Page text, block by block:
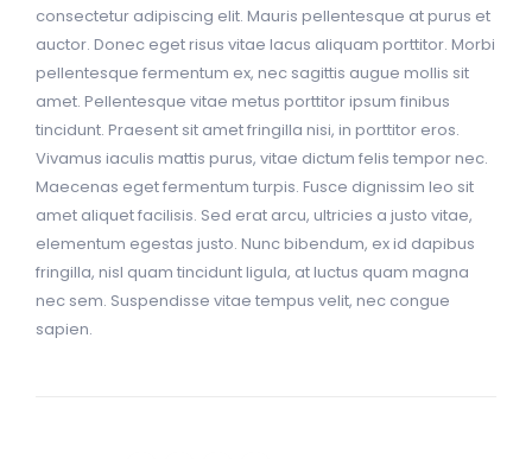
consectetur adipiscing elit. Mauris pellentesque at purus et
auctor. Donec eget risus vitae lacus aliquam porttitor. Morbi
pellentesque fermentum ex, nec sagittis augue mollis sit
amet. Pellentesque vitae metus porttitor ipsum finibus
tincidunt. Praesent sit amet fringilla nisi, in porttitor eros.
Vivamus iaculis mattis purus, vitae dictum felis tempor nec.
Maecenas eget fermentum turpis. Fusce dignissim leo sit
amet aliquet facilisis. Sed erat arcu, ultricies a justo vitae,
elementum egestas justo. Nunc bibendum, ex id dapibus
fringilla, nisl quam tincidunt ligula, at luctus quam magna
nec sem. Suspendisse vitae tempus velit, nec congue
sapien.